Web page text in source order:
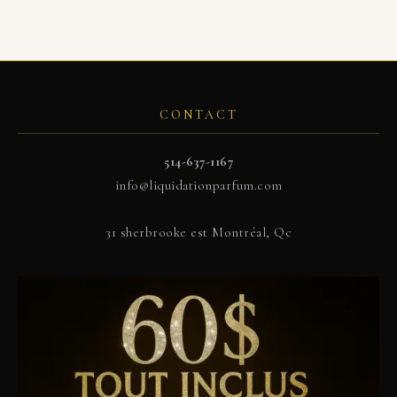
CONTACT
514-637-1167
info@liquidationparfum.com
31 sherbrooke est Montréal, Qc